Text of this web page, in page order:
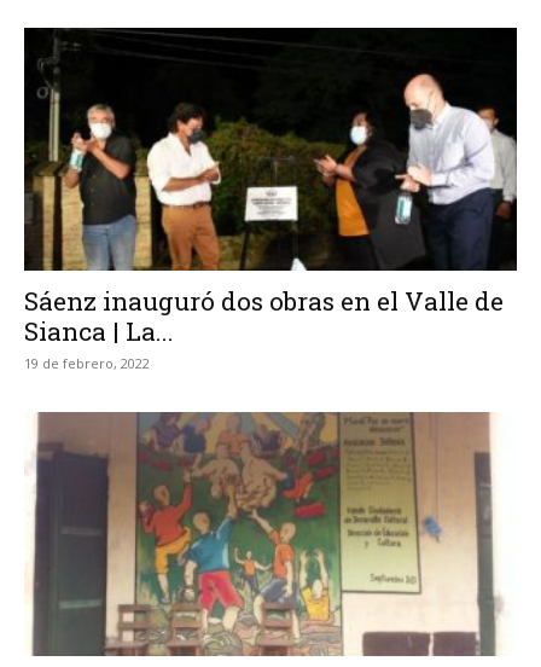
Sáenz inauguró dos obras en el Valle de
Sianca | La...
19 de febrero, 2022